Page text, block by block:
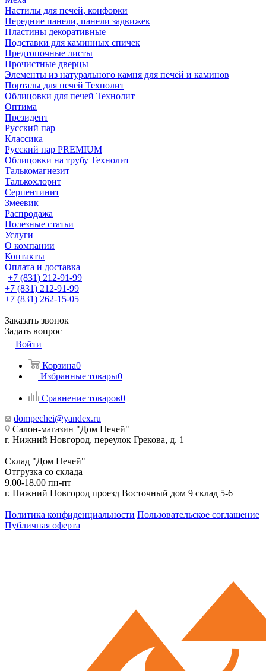
Настилы для печей, конфорки
Передние панели, панели задвижек
Пластины декоративные
Подставки для каминных спичек
Предтопочные листы
Прочистные дверцы
Элементы из натурального камня для печей и каминов
Порталы для печей Технолит
Облицовки для печей Технолит
Оптима
Президент
Русский пар
Классика
Русский пар PREMIUM
Облицовки на трубу Технолит
Талькомагнезит
Талькохлорит
Серпентинит
Змеевик
Распродажа
Полезные статьи
Услуги
О компании
Контакты
Оплата и доставка
+7 (831) 212-91-99
+7 (831) 212-91-99
+7 (831) 262-15-05
Заказать звонок
Задать вопрос
Войти
Корзина0
Избранные товары0
Сравнение товаров0
dompechei@yandex.ru
Салон-магазин "Дом Печей"
г. Нижний Новгород, переулок Грекова, д. 1
Склад "Дом Печей"
Отгрузка со склада
9.00-18.00 пн-пт
г. Нижний Новгород проезд Восточный дом 9 склад 5-6
Политика конфиденциальности Пользовательское соглашение
Публичная оферта